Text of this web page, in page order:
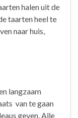
halen uit de
taarten heel te
naar huis,
langzaam
van te gaan
geven. Alle